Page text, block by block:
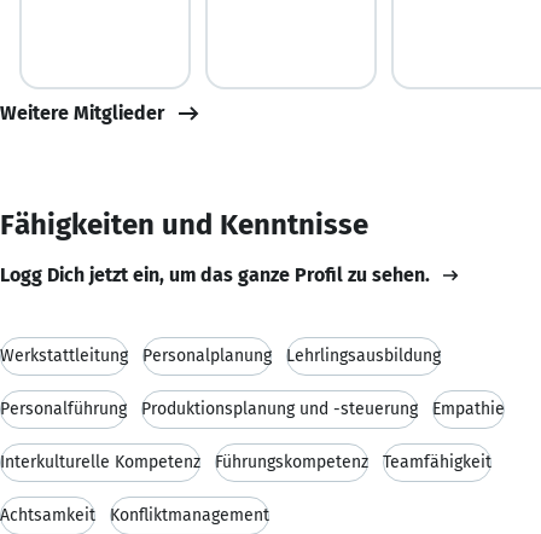
Weitere Mitglieder
Fähigkeiten und Kenntnisse
Logg Dich jetzt ein, um das ganze Profil zu sehen.
Werkstattleitung Personalplanung Lehrlingsausbildung
Personalführung Produktionsplanung und -steuerung Empathie
Interkulturelle Kompetenz Führungskompetenz Teamfähigkeit
Achtsamkeit Konfliktmanagement